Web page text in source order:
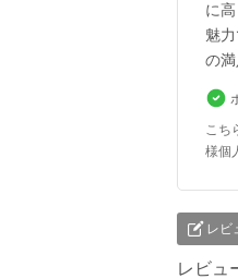
に
魅
の満
こち
様個
レビ
レビュ